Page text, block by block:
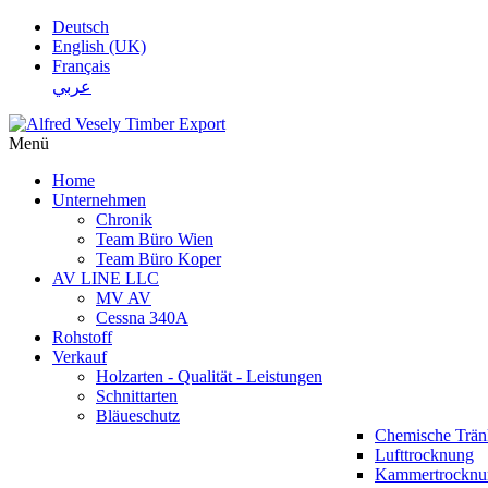
Deutsch
English (UK)
Français
عربي
Menü
Home
Unternehmen
Chronik
Team Büro Wien
Team Büro Koper
AV LINE LLC
MV AV
Cessna 340A
Rohstoff
Verkauf
Holzarten - Qualität - Leistungen
Schnittarten
Bläueschutz
Chemische
Lufttrocknung